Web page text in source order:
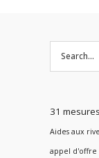
31 mesures
Aides aux
appel d'offre